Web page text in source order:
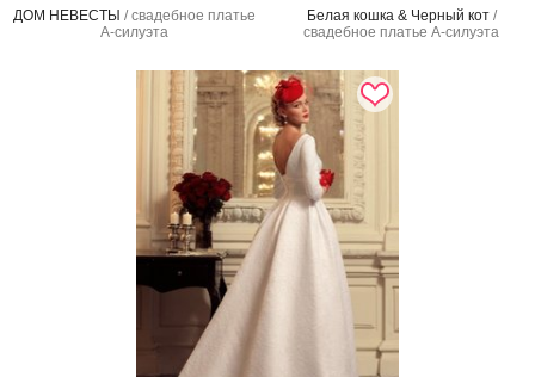
ДОМ НЕВЕСТЫ / свадебное платье
А-силуэта
Белая кошка & Черный кот/
свадебное платье А-силуэта